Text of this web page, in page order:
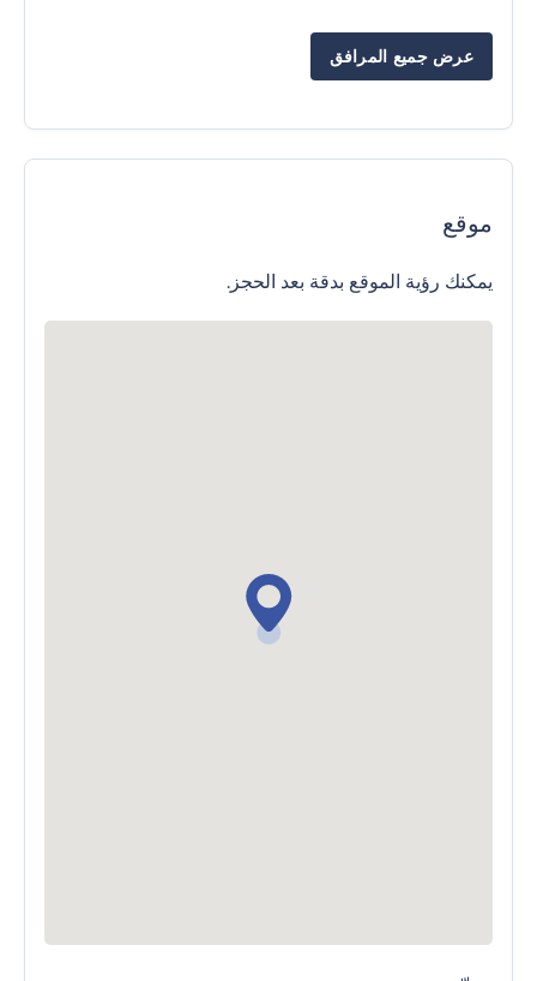
عرض جميع المرافق
موقع
يمكنك رؤية الموقع بدقة بعد الحجز.